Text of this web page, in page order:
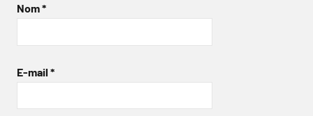
Nom*
E-mail *